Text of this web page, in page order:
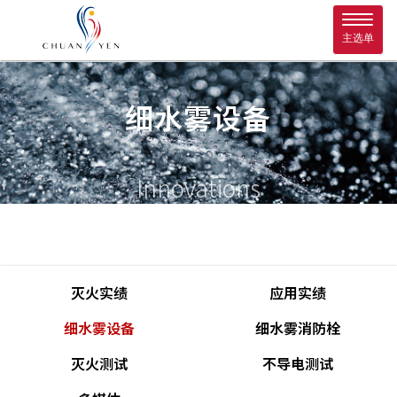
主选单
细水雾设备
Innovations
灭火实绩
应用实绩
细水雾设备
细水雾消防栓
灭火测试
不导电测试